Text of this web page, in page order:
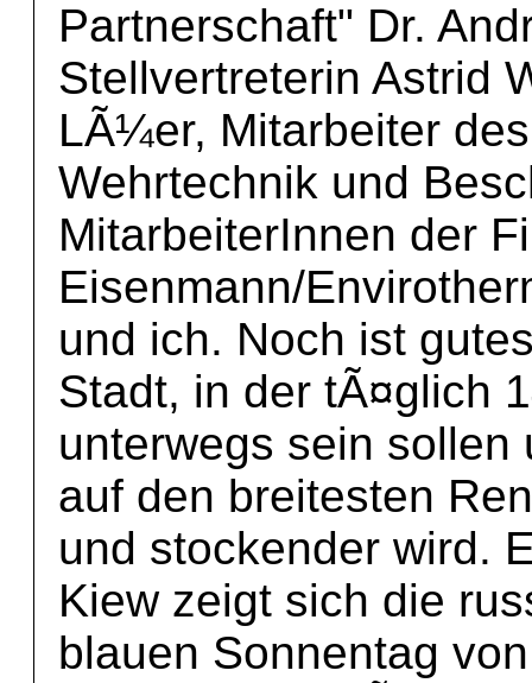
Partnerschaft" Dr.
Stellvertreterin Astrid
LÃ¼er, Mitarbeiter
Wehrtechnik und
MitarbeiterInnen der
Eisenmann/
und ich. Noch ist
Stadt, in der tÃ¤glich
unterwegs sein sollen
auf den breitesten
und stockender wird.
Kiew zeigt sich die
blauen Sonnentag